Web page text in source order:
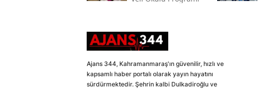
Ajans 344, Kahramanmaraş'ın güvenilir, hızlı ve
kapsamlı haber portalı olarak yayın hayatını
sürdürmektedir. Şehrin kalbi Dulkadiroğlu ve